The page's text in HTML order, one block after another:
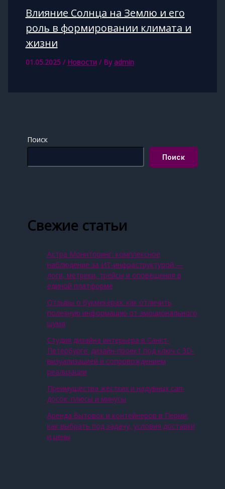
Влияние Солнца на Землю и его
роль в формировании климата и
жизни
01.05.2025 / Новости/ By admin
Поиск
Поиск
Свежие статьи
Астра Мониторинг: комплексное
наблюдение за ИТ‑инфраструктурой —
логи, метрики, трейсы и оповещения в
единой платформе
Отзывы о букмекерах: как отличить
полезную информацию от эмоционального
шума
Студия дизайна интерьера в Санкт-
Петербурге: дизайн-проект под ключ с 3D-
визуализацией и сопровождением
реализации
Преимущества жестких и надувных сап-
досок: плюсы и минусы
Аренда бытовок и контейнеров в Перми:
как выбрать под задачу, условия доставки
и цены